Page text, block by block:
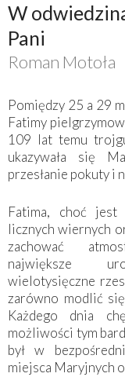
W
Pani
Roman Motoła
Pomiędzy 25 a 29
Fatimy
109 lat temu
ukazywała się
przesłanie pokuty i
Fatima, choć jest
licznych wiernych
zachować
największe
wielotysięczne
zarówno modlić
Każdego dnia
możliwości tym
był w
miejsca Maryjnych